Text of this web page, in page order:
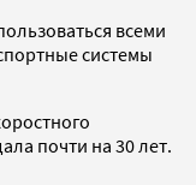
всеми
системы
почти на 30 лет.